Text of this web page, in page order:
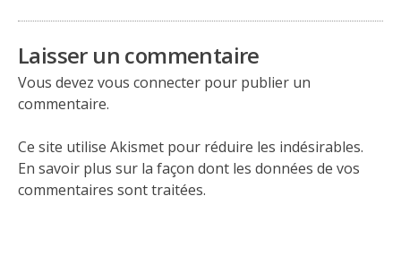
Laisser un commentaire
Vous devez vous connecter pour publier un
commentaire.
Ce site utilise Akismet pour réduire les indésirables.
En savoir plus sur la façon dont les données de vos
commentaires sont traitées.